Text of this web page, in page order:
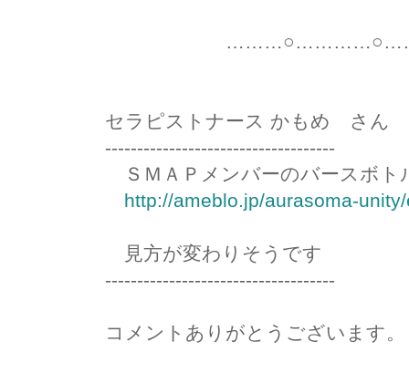
セラピストナース かもめ さん
------------------------------------
ＳＭＡＰメンバーのバースボト
http://ameblo.jp/aurasoma-
見方が変わりそうです
------------------------------------
コメントありがとうございます。